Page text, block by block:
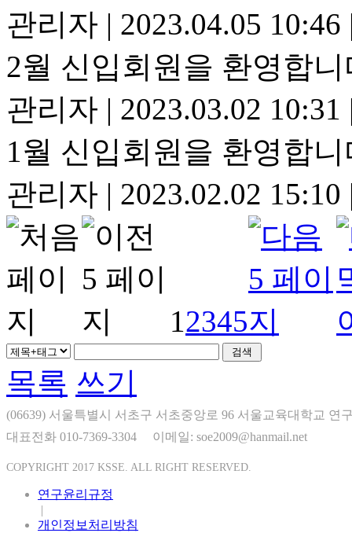
관리자 | 2023.04.05 10:46
2월 신입회원을 환영합니
관리자 | 2023.03.02 10:31
1월 신입회원을 환영합니
관리자 | 2023.02.02 15:10
12345
목록 쓰기
(06639) 서울특별시 서초구 서초중앙로 96 서울교육대학교 연
대표전화 010-7369-3304 이메일: soe2009@hanmail.net
COPYRIGHT 2017 KSSE. ALL RIGHT RESERVED.
연구윤리규정
|
개인정보처리방침